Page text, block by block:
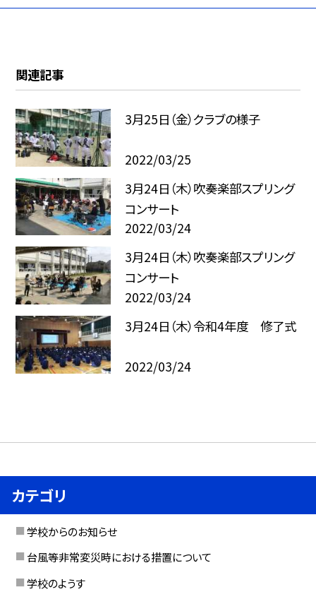
関連記事
3月25日（金）クラブの様子
2022/03/25
3月24日（木）吹奏楽部スプリング
コンサート
2022/03/24
3月24日（木）吹奏楽部スプリング
コンサート
2022/03/24
3月24日（木）令和4年度 修了式
2022/03/24
カテゴリ
学校からのお知らせ
台風等非常変災時における措置について
学校のようす